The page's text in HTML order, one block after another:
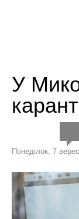
У
Понеділок, 7